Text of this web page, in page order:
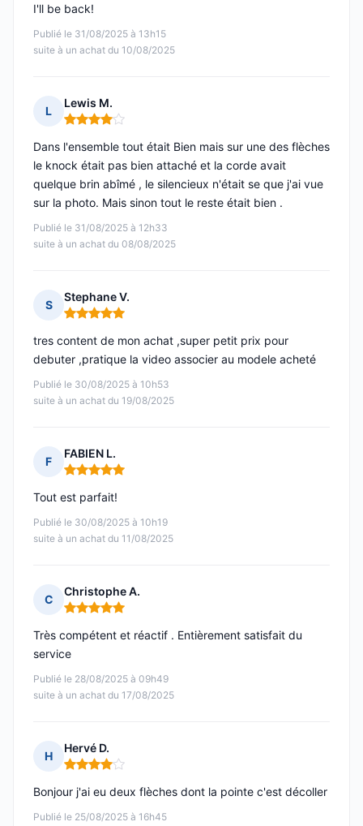
Publié le 31/08/2025 à 13h15
suite à un achat du 10/08/2025
I'll be back!
L
Lewis M.
Note : 4 sur 5
Publié le 31/08/2025 à 12h33
suite à un achat du 08/08/2025
Dans l'ensemble tout était Bien mais sur une des flèches
le knock était pas bien attaché et la corde avait
quelque brin abîmé , le silencieux n'était se que j'ai vue
sur la photo. Mais sinon tout le reste était bien .
S
Stephane V.
Note : 5 sur 5
Publié le 30/08/2025 à 10h53
suite à un achat du 19/08/2025
tres content de mon achat ,super petit prix pour
debuter ,pratique la video associer au modele acheté
F
FABIEN L.
Note : 5 sur 5
Publié le 30/08/2025 à 10h19
suite à un achat du 11/08/2025
Tout est parfait!
C
Christophe A.
Note : 5 sur 5
Publié le 28/08/2025 à 09h49
suite à un achat du 17/08/2025
Très compétent et réactif . Entièrement satisfait du
service
H
Hervé D.
Note : 4 sur 5
Publié le 25/08/2025 à 16h45
Bonjour j'ai eu deux flèches dont la pointe c'est décoller